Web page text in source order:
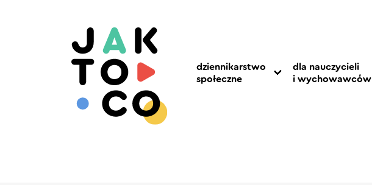
dziennikarstwo
społeczne
dla nauczycieli
i wychowawców